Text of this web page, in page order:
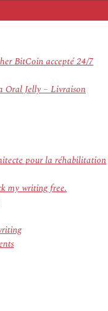
BitCoin accepté 24/7
Oral Jelly – Livraison
pour la réhabilitation
my writing free.